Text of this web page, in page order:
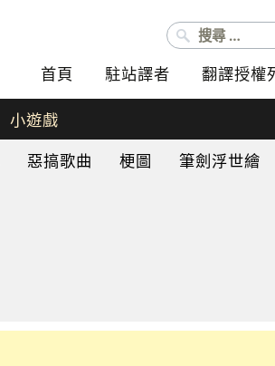
搜尋：
首頁 駐站譯者 翻譯授權
小遊戲
惡搞歌曲 梗圖 筆劍浮世繪